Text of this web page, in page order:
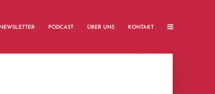
NEWSLETTER PODCAST ÜBER UNS KONTAKT